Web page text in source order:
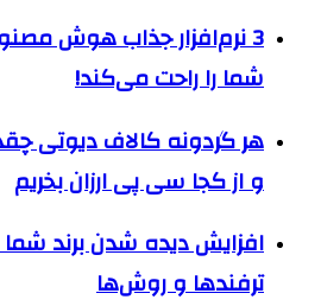
3 نرم‌افزار جذاب هوش
شما را راحت‌ می‌کند!
هر گردونه کالاف دیوتی
و از کجا سی پی ارزان بخریم
افزایش دیده شدن برند شما
ترفندها و روش‌ها